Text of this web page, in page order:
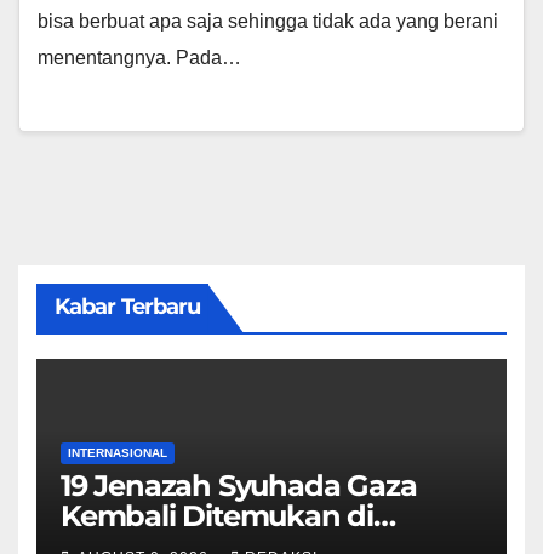
bisa berbuat apa saja sehingga tidak ada yang berani
menentangnya. Pada…
Kabar Terbaru
INTERNASIONAL
19 Jenazah Syuhada Gaza
Kembali Ditemukan di
Reruntuhan Bangunan